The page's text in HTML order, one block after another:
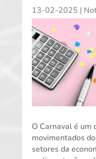
13-02-2025 |
O Carnaval é um
movimentados
setores da